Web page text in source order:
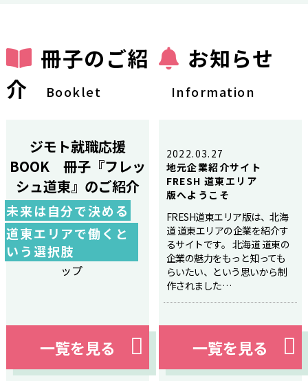
冊子のご紹
介
Booklet
ジモト就職応援
BOOK 冊子『フレッ
シュ道東』のご紹介
未来は自分で決める
道東エリアで働くと
いう選択肢
一覧を見る
お知らせ
Information
2022.03.27
地元企業紹介サイト
FRESH 道東エリア
版へようこそ
FRESH道東エリア版は、北海
道 道東エリアの企業を紹介す
るサイトです。 北海道 道東の
企業の魅力をもっと知っても
らいたい、という思いから制
作されました…
一覧を見る